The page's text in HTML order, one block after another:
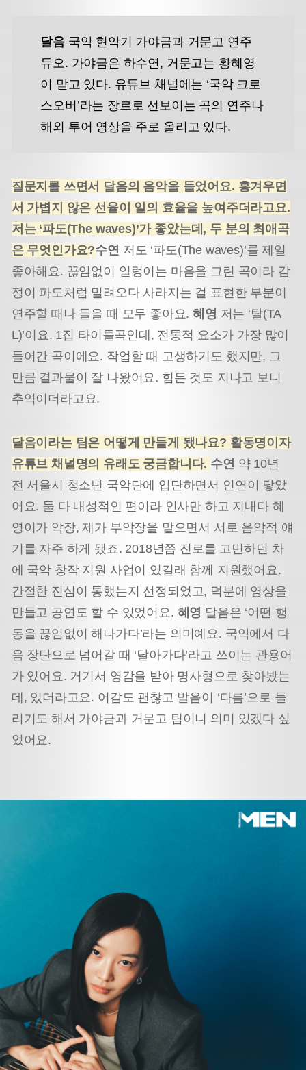
달음국악 현악기 가야금과 거문고 연주
듀오. 가야금은 하수연, 거문고는 황혜영
이 맡고 있다. 유튜브 채널에는 ‘국악 크로
스오버’라는 장르로 선보이는 곡의 연주나
해외 투어 영상을 주로 올리고 있다.
질문지를 쓰면서 달음의 음악을 들었어요. 흥겨우면
서 가볍지 않은 선율이 일의 효율을 높여주더라고요.
저는 ‘파도(The waves)’가 좋았는데, 두 분의 최애곡
은 무엇인가요?수연 저도 ‘파도(The waves)’를 제일
좋아해요. 끊임없이 일렁이는 마음을 그린 곡이라 감
정이 파도처럼 밀려오다 사라지는 걸 표현한 부분이
연주할 때나 들을 때 모두 좋아요.혜영 저는 ‘탈(TA
L)’이요. 1집 타이틀곡인데, 전통적 요소가 가장 많이
들어간 곡이에요. 작업할 때 고생하기도 했지만, 그
만큼 결과물이 잘 나왔어요. 힘든 것도 지나고 보니
추억이더라고요.
달음이라는 팀은 어떻게 만들게 됐나요? 활동명이자
유튜브 채널명의 유래도 궁금합니다. 수연 약 10년
전 서울시 청소년 국악단에 입단하면서 인연이 닿았
어요. 둘 다 내성적인 편이라 인사만 하고 지내다 혜
영이가 악장, 제가 부악장을 맡으면서 서로 음악적 얘
기를 자주 하게 됐죠. 2018년쯤 진로를 고민하던 차
에 국악 창작 지원 사업이 있길래 함께 지원했어요.
간절한 진심이 통했는지 선정되었고, 덕분에 영상을
만들고 공연도 할 수 있었어요. 혜영 달음은 ‘어떤 행
동을 끊임없이 해나가다’라는 의미예요. 국악에서 다
음 장단으로 넘어갈 때 ‘달아가다’라고 쓰이는 관용어
가 있어요. 거기서 영감을 받아 명사형으로 찾아봤는
데, 있더라고요. 어감도 괜찮고 발음이 ‘다름’으로 들
리기도 해서 가야금과 거문고 팀이니 의미 있겠다 싶
었어요.